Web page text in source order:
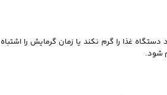
غذا را گرم نکند یا زمان گرمایش را اشتباه
شود.